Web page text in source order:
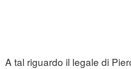
A tal riguardo il legale di